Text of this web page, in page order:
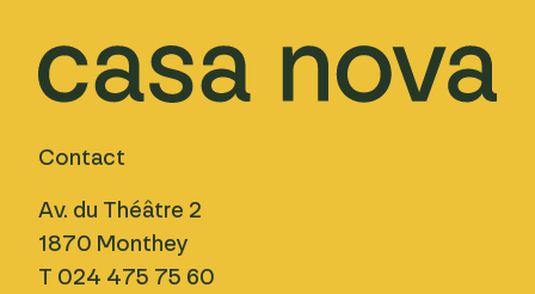
Contact
Av. du Théâtre 2
1870 Monthey
T 024 475 75 60